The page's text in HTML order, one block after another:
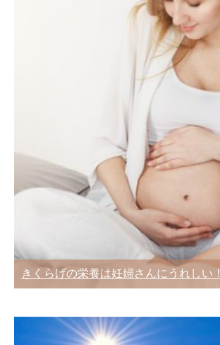
きくらげの栄養は妊婦さんにうれしい！